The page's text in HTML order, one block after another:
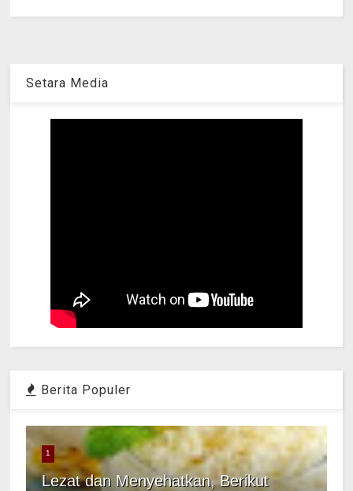
Setara Media
Berita Populer
1
Lezat dan Menyehatkan, Berikut